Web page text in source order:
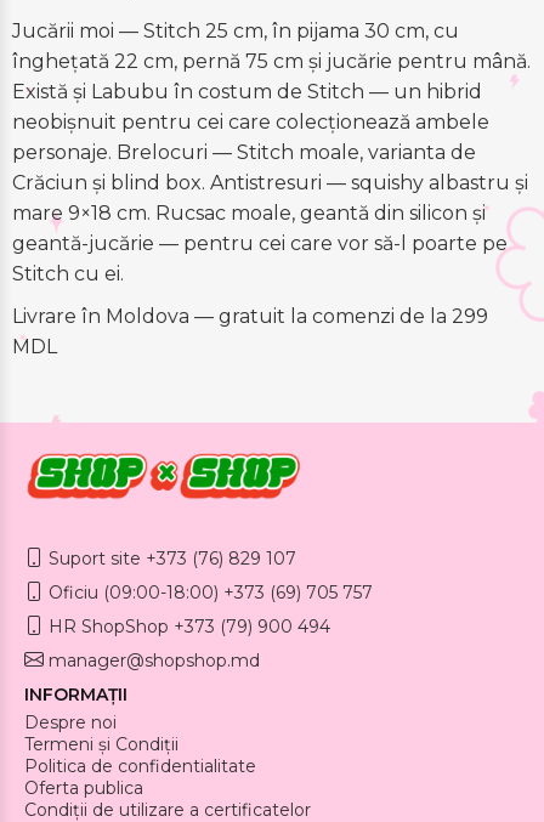
Jucării moi — Stitch 25 cm, în pijama 30 cm, cu
înghețată 22 cm, pernă 75 cm și jucărie pentru mână.
Există și Labubu în costum de Stitch — un hibrid
neobișnuit pentru cei care colecționează ambele
personaje. Brelocuri — Stitch moale, varianta de
Crăciun și blind box. Antistresuri — squishy albastru și
mare 9×18 cm. Rucsac moale, geantă din silicon și
geantă-jucărie — pentru cei care vor să-l poarte pe
Stitch cu ei.
Livrare în Moldova — gratuit la comenzi de la 299
MDL
Suport site +373 (76) 829 107
Oficiu (09:00-18:00) +373 (69) 705 757
HR ShopShop +373 (79) 900 494
manager@shopshop.md
INFORMAȚII
Despre noi
Termeni și Condiții
Politica de confidentialitate
Oferta publica
Condiții de utilizare a certificatelor